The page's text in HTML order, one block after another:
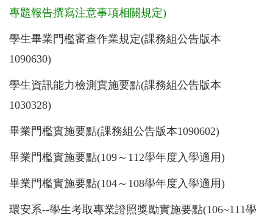
專題報告撰寫注意事項相關規定)
學生畢業門檻審查作業規定(課務組公告版本
1090630)
學生資訊能力檢測實施要點(課務組公告版本
1030328)
畢業門檻實施要點(課務組公告版本1090602)
畢業門檻實施要點(109～112學年度入學適用)
畢業門檻實施要點(104～108學年度入學適用)
環安系--學生考取專業證照獎勵實施要點(106~111學